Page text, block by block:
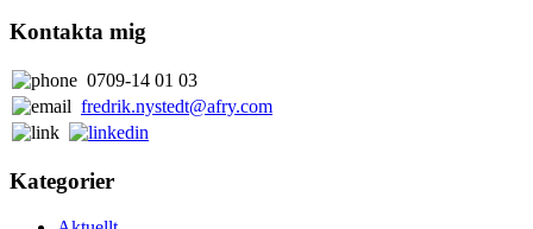
Kontakta mig
0709-14 01 03
fredrik.nystedt@afry.com
Kategorier